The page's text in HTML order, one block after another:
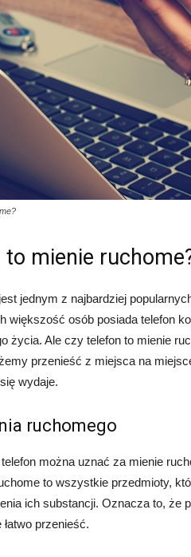
to mienie
jednym z najbardziej
większość osób posiada telefon
życia. Ale czy telefon to mienie
przenieść z miejsca na
wydaje.
ruchomego
można uznać za mienie
to wszystkie przedmioty,
ich substancji. Oznacza to, że
przenieść.